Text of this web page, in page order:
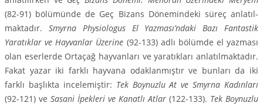
(82-91) bölümünde de Geç Bizans Dönemindeki süreç anlatıl­
maktadır. Smyrna Physiologus El Yazması’ndaki Bazı Fantastik
Yaratıklar ve Hayvanlar Üzerine (92-133) adlı bölümde el yazması
olan eserlerde Ortaçağ hayvanları ve yaratıkları anlatılmaktadır.
Fa­kat yazar iki farklı hayvana odaklanmıştır ve bunları da iki
farklı başlıkta incelemiştir: Tek Boynuzlu At ve Smyrna Kadınları
(92-121) ve Sasani İpekleri ve Kanatlı Atlar (122-133). Tek Boynuzlu